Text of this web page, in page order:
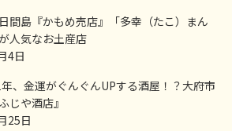
間島『かもめ売店』「多幸（たこ）まん
人気なお土産店
4日
、金運がぐんぐんUPする酒屋！？大府市
じや酒店』
25日